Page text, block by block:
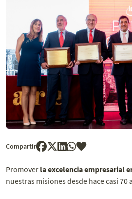
Compartir
Promover la excelencia empresarial
nuestras misiones desde hace casi 70